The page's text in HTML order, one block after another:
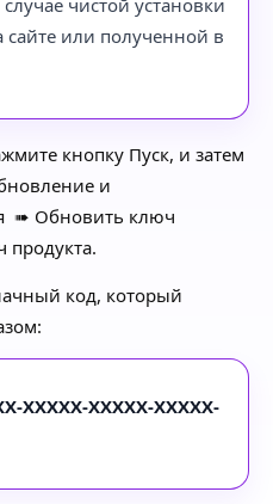
сайте или полученной в
кнопку Пуск, и затем
и
➠ Обновить ключ
продукта.
код, который
XXXXX-XXXXX-